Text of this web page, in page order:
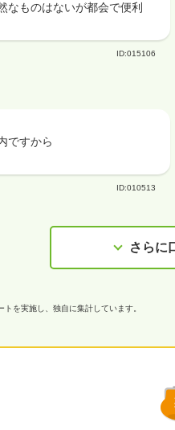
なものはないが都会で便利
ID:015106
ですから
ID:010513
さらに
を実施し、独自に集計しています。